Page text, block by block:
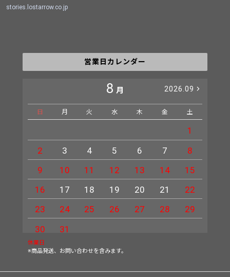
stories.lostarrow.co.jp
営業日カレンダー
8 月 2026.09
日 月 火 水 木 金 土
1
2
3 4 5 6 7
8
9
10 11 12 13 14
15
16
17 18 19 20 21
22
23
24 25 26 27 28
29
30
31
休業日
※商品発送、お問い合わせを含みます。